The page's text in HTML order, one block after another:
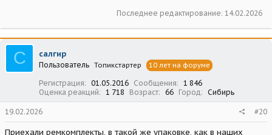
Последнее редактирование: 14.02.2026
С салгир
Пользователь Топикстартер 10 лет на форуме
Регистрация 01.05.2016 Сообщения
1 846
Оценка реакций
1 718 Возраст 66 Город Сибирь
19.02.2026 #20
Приехали ремкомплекты, в такой же упаковке, как в наших